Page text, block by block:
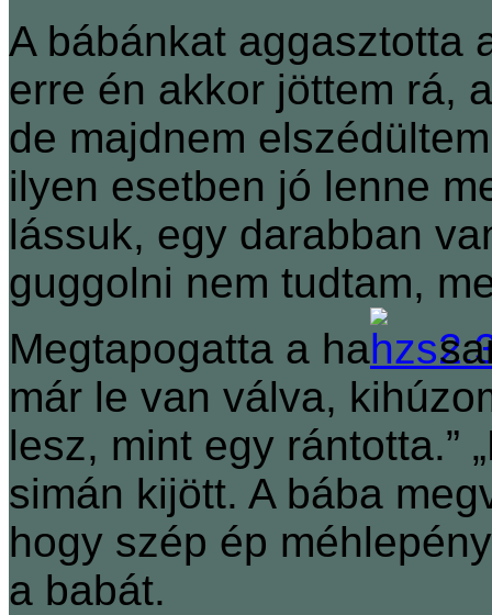
A bábánkat aggasztotta
erre én akkor jöttem rá,
de majdnem
ilyen esetben jó lenne
lássuk, egy darabban
guggolni nem tudtam,
Megtapogatta a ha
már le van válva,
lesz, mint egy rántotta.”
simán kijött. A bába
hogy szép ép
a babát.